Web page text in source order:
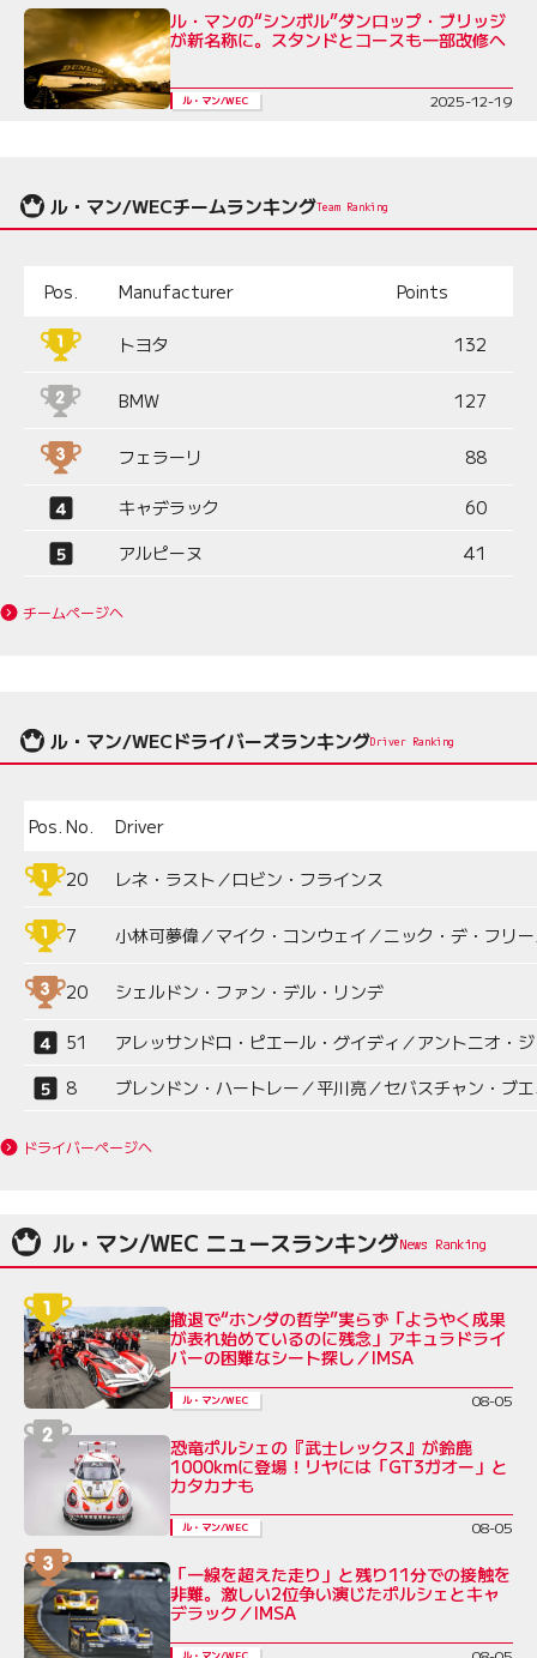
ル・マンの“シンボル”ダンロップ・ブリッジ
が新名称に。スタンドとコースも一部改修へ
ル・マン/WEC 2025-12-19
ル・マン/WECチームランキングTeam Ranking
Pos. Manufacturer Points
トヨタ 132
BMW 127
フェラーリ 88
キャデラック
60
アルピーヌ
41
チームページへ
ル・マン/WECドライバーズランキングDriver Ranking
Pos. No. Driver
20 レネ・ラスト／ロビン・フラインス
7 小林可夢偉／マイク・コンウェイ／ニック・デ・フリ
20 シェルドン・ファン・デル・リンデ
51
アレッサンドロ・ピエール・グイディ／アントニオ・
8
ブレンドン・ハートレー／平川亮／セバスチャン・ブ
ドライバーページへ
ル・マン/WEC ニュースランキング
撤退で“ホンダの哲学”実らず「ようやく成果
が表れ始めているのに残念」アキュラドライ
バーの困難なシート探し／IMSA
ル・マン/WEC 08-05
恐竜ポルシェの『武士レックス』が鈴鹿
1000kmに登場！リヤには「GT3ガオー」と
カタカナも
ル・マン/WEC 08-05
「一線を超えた走り」と残り11分での接触を
非難。激しい2位争い演じたポルシェとキャ
デラック／IMSA
ル・マン/WEC